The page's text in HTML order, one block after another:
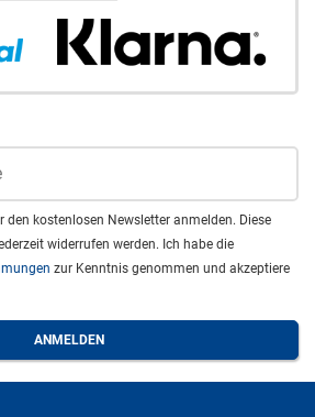
den kostenlosen Newsletter anmelden. Diese
widerrufen werden. Ich habe die
zur Kenntnis genommen und akzeptiere